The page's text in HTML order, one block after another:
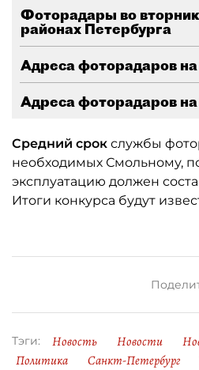
Фоторадары во
районах Петербурга
Адреса фоторадаров на
Адреса фоторадаров на
Средний срок службы
необходимых Смольному,
эксплуатацию должен
Итоги конкурса будут
Тэги: Новость Новости
Политика
Санкт-Петербург